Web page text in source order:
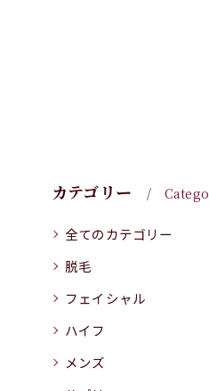
カテゴリー
全てのカテゴリー
脱毛
フェイシャル
ハイフ
メンズ